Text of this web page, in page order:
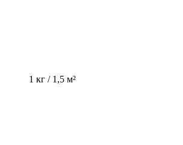
1 кг / 1,5 м²